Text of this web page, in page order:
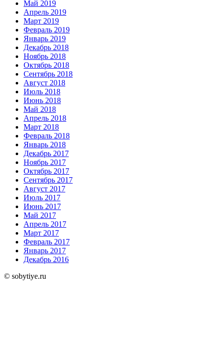
Май 2019
Апрель 2019
Март 2019
Февраль 2019
Январь 2019
Декабрь 2018
Ноябрь 2018
Октябрь 2018
Сентябрь 2018
Август 2018
Июль 2018
Июнь 2018
Май 2018
Апрель 2018
Март 2018
Февраль 2018
Январь 2018
Декабрь 2017
Ноябрь 2017
Октябрь 2017
Сентябрь 2017
Август 2017
Июль 2017
Июнь 2017
Май 2017
Апрель 2017
Март 2017
Февраль 2017
Январь 2017
Декабрь 2016
© sobytiye.ru